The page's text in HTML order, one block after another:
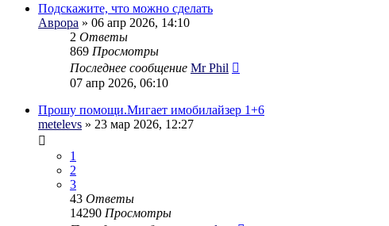
Подскажите, что можно сделать
Аврора » 06 апр 2026, 14:10
2 Ответы
869 Просмотры
Последнее сообщение Mr Phil
07 апр 2026, 06:10
Прошу помощи.Мигает имобилайзер 1+6
metelevs » 23 мар 2026, 12:27
1
2
3
43 Ответы
14290 Просмотры